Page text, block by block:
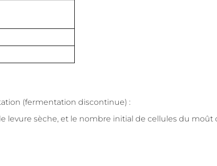
(fermentation discontinue) :
levure sèche, et le nombre initial de cellules du moût